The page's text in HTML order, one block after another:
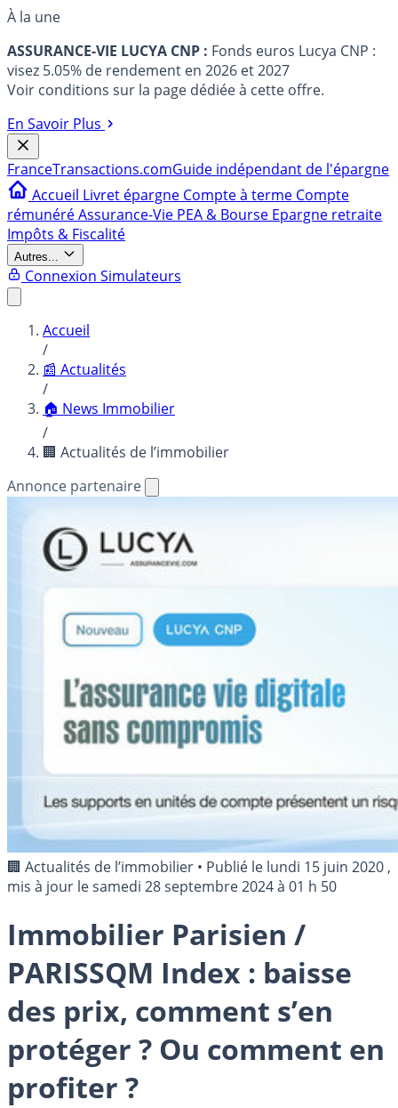
À la une
ASSURANCE-VIE LUCYA CNP : Fonds euros Lucya CNP :
visez 5.05% de rendement en 2026 et 2027
Voir conditions sur la page dédiée à cette offre.
En Savoir Plus
FranceTransactions.comGuide indépendant de l'épargne
Accueil Livret épargne Compte à terme Compte
rémunéréAssurance-Vie PEA & Bourse Epargne retraite
Impôts & Fiscalité
Autres...
Connexion Simulateurs
Accueil
/
📰 Actualités
/
🏠 News Immobilier
/
🏢 Actualités de l’immobilier
Annonce partenaire
🏢 Actualités de l’immobilier • Publié le lundi 15 juin 2020 ,
mis à jour lesamedi 28 septembre 2024 à 01 h 50
Immobilier Parisien /
PARISSQM Index : baisse
des prix, comment s’en
protéger ? Ou comment en
profiter ?